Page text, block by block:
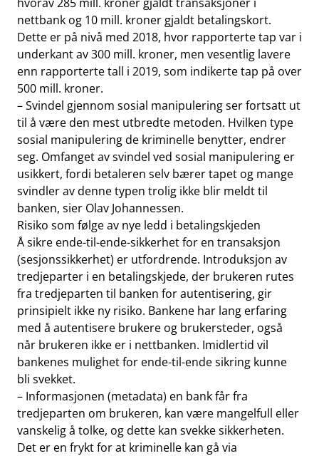
nettbank og 10 mill. kroner gjaldt betalingskort.
Dette er på nivå med 2018, hvor rapporterte tap var i
underkant av 300 mill. kroner, men vesentlig lavere
enn rapporterte tall i 2019, som indikerte tap på over
500 mill. kroner.
– Svindel gjennom sosial manipulering ser fortsatt ut
til å være den mest utbredte metoden. Hvilken type
sosial manipulering de kriminelle benytter, endrer
seg. Omfanget av svindel ved sosial manipulering er
usikkert, fordi betaleren selv bærer tapet og mange
svindler av denne typen trolig ikke blir meldt til
banken, sier Olav Johannessen.
Risiko som følge av nye ledd i betalingskjeden
Å sikre ende-til-ende-sikkerhet for en transaksjon
(sesjonssikkerhet) er utfordrende. Introduksjon av
tredjeparter i en betalingskjede, der brukeren rutes
fra tredjeparten til banken for autentisering, gir
prinsipielt ikke ny risiko. Bankene har lang erfaring
med å autentisere brukere og brukersteder, også
når brukeren ikke er i nettbanken. Imidlertid vil
bankenes mulighet for ende-til-ende sikring kunne
bli svekket.
– Informasjonen (metadata) en bank får fra
tredjeparten om brukeren, kan være mangelfull eller
vanskelig å tolke, og dette kan svekke sikkerheten.
Det er en frykt for at kriminelle kan gå via